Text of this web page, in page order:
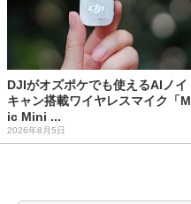
DJIがオズポケでも使えるAIノイ
キャン搭載ワイヤレスマイク「M
ic Mini ...
2026年8月5日